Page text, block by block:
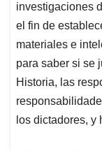
investigaciones
el fin de
materiales e
para saber si se
Historia, las
los dictadores, y